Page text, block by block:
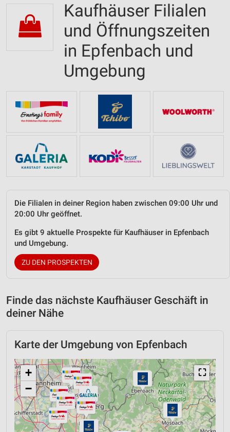
Kaufhäuser Filialen
und Öffnungszeiten
in Epfenbach und
Umgebung
Die Filialen in deiner Region haben zwischen 09:00 Uhr und
20:00 Uhr geöffnet.
Es gibt 9 aktuelle Prospekte für Kaufhäuser in Epfenbach
und Umgebung.
ZU DEN PROSPEKTEN
Finde das nächste Kaufhäuser Geschäft in
deiner Nähe
Karte der Umgebung von Epfenbach
⛶
+
−